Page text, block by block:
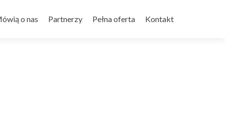
o nas Partnerzy Pełna oferta Kontakt